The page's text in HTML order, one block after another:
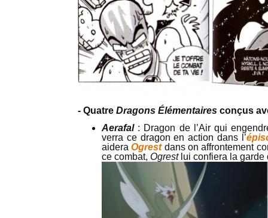
- Quatre Dragons Élémentaires conçus
Aerafal: Dragon de l’Air qui
verra ce dragon en action dans l’
aideraOgrest dans on affrontement
ce combat, Ogrestlui confiera la garde